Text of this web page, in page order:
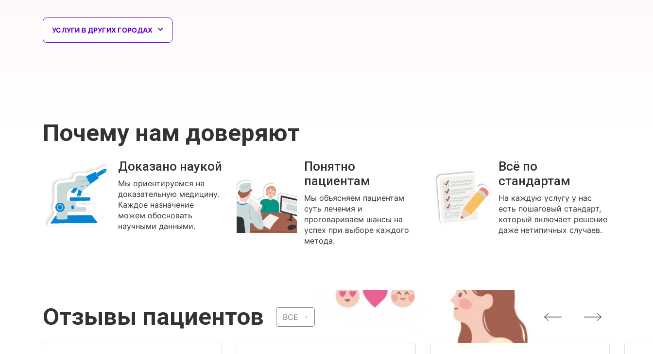
УСЛУГИ В ДРУГИХ ГОРОДАХ
Почему нам доверяют
Доказано наукой
Мы ориентируемся на
доказательную медицину.
Каждое назначение
можем обосновать
научными данными.
Понятно
пациентам
Мы объясняем пациентам
суть лечения и
проговариваем шансы на
успех при выборе каждого
метода.
Всё по
стандартам
На каждую услугу у нас
есть пошаговый стандарт,
который включает решение
даже нетипичных случаев.
Отзывы пациентов ВСЕ